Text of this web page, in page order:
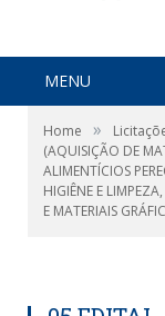
MENU
Home »
(AQUISIÇÃO DE
ALIMENTÍCIOS
HIGIÊNE E
E MATERIAIS